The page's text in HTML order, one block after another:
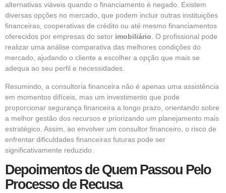
alternativas viáveis quando o financiamento é negado. Existem
diversas opções no mercado, que podem incluir outras instituições
financeiras, cooperativas de crédito ou até mesmo financiamentos
oferecidos por empresas do setor imobiliário. O profissional pode
realizar uma análise comparativa das melhores condições do
mercado, ajudando o cliente a escolher a opção que mais se
adequa ao seu perfil e necessidades.
Resumindo, a consultoria financeira não é apenas uma assistência
em momentos difíceis, mas um investimento que pode
proporcionar segurança financeira a longo prazo, orientando sobre
a melhor gestão dos recursos e priorizando um planejamento mais
estratégico. Assim, ao envolver um consultor financeiro, o risco de
enfrentar dificuldades financeiras futuras pode ser
significativamente reduzido.
Depoimentos de Quem Passou Pelo
Processo de Recusa